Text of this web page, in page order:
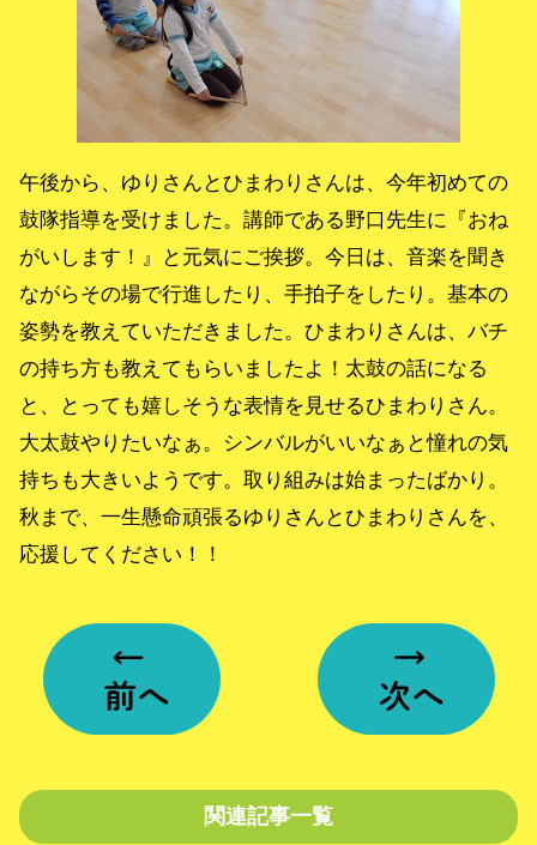
午後から、ゆりさんとひまわりさんは、今年初めての
鼓隊指導を受けました。講師である野口先生に『おね
がいします！』と元気にご挨拶。今日は、音楽を聞き
ながらその場で行進したり、手拍子をしたり。基本の
姿勢を教えていただきました。ひまわりさんは、バチ
の持ち方も教えてもらいましたよ！太鼓の話になる
と、とっても嬉しそうな表情を見せるひまわりさん。
大太鼓やりたいなぁ。シンバルがいいなぁと憧れの気
持ちも大きいようです。取り組みは始まったばかり。
秋まで、一生懸命頑張るゆりさんとひまわりさんを、
応援してください！！
関連記事一覧